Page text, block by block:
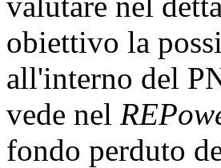
obiettivo la
all'interno del
vede nel
fondo perduto